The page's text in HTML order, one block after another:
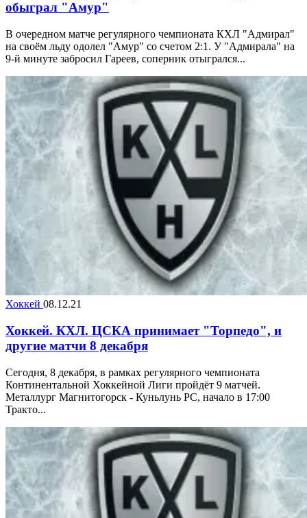
обыграл "Амур"
В очередном матче регулярного чемпионата КХЛ "Адмирал"
на своём льду одолел "Амур" со счетом 2:1. У "Адмирала" на
9-й минуте забросил Гареев, соперник отыгрался...
Хоккей 08.12.21
Хоккей. КХЛ. ЦСКА принимает "Торпедо", и
другие матчи 8 декабря
Сегодня, 8 декабря, в рамках регулярного чемпионата
Континентальной Хоккейной Лиги пройдёт 9 матчей.
Металлург Магнитогорск - Куньлунь РС, начало в 17:00
Тракто...